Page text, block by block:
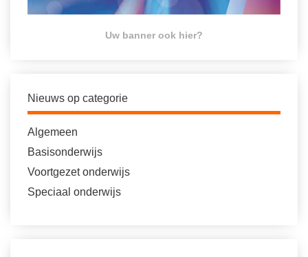
Uw banner ook hier?
Nieuws op categorie
Algemeen
Basisonderwijs
Voortgezet onderwijs
Speciaal onderwijs